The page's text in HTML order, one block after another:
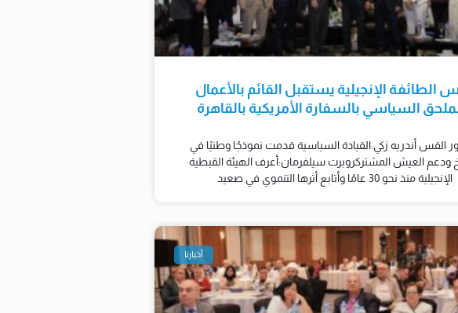
الطائفة الإنجيلية يستقبل القائم بالأعمال
السياسي بالسفارة الأمريكية بالقاهرة
القس أندريه زكي:القيادة السياسية قدمت نموذجًا وطنيًا في
ودعم العيش المشتركروبرت سيلفرمان:أعرف الهيئة القبطية
الإنجيلية منذ نحو 30 عامًا وأتابع أثرها التنموي في صعيد
أخبارنا